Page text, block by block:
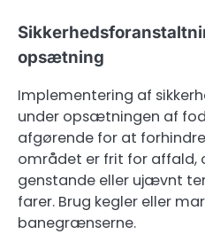
opsætning
Implementering af
under opsætningen af
afgørende for at
området er frit for affald,
genstande eller ujævnt
farer. Brug kegler eller
banegrænserne.